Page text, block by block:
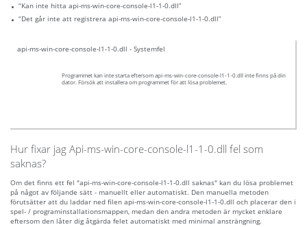
“Kan inte hitta api-ms-win-core-console-l1-1-0.dll”
“Det går inte att registrera api-ms-win-core-console-l1-1-0.dll”
api-ms-win-core-console-l1-1-0.dll - Systemfel
Programmet kan inte starta eftersom api-ms-win-core-console-l1-1-0.dll inte finns på din
dator. Försök att installera om programmet för att lösa problemet.
Hur fixar jag Api-ms-win-core-console-l1-1-0.dll fel som
saknas?
Om det finns ett fel "api-ms-win-core-console-l1-1-0.dll saknas" kan du lösa problemet
på något av följande sätt - manuellt eller automatiskt. Den manuella metoden
förutsätter att du laddar ned filen api-ms-win-core-console-l1-1-0.dll och placerar den i
spel- / programinstallationsmappen, medan den andra metoden är mycket enklare
eftersom den låter dig åtgärda felet automatiskt med minimal ansträngning.